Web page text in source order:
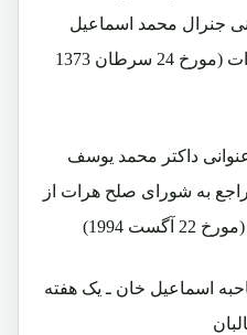
جنرال محمد اسماعیل
خان در مورد شورای صلح هرات (مورخ 24 سرطان 1373
داکتر محمد یوسف
به شورای صلح هرات از
1994)
اسماعیل خان ـ یک هفته